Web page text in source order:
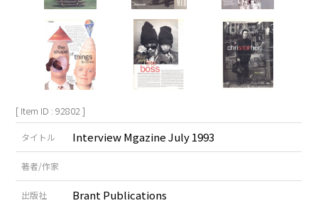
[ Item ID : 92802 ]
タイトル Interview Mgazine July 1993
著者/作家
出版社 Brant Publications